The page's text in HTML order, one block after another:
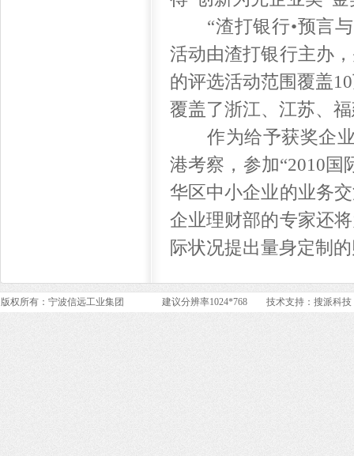
“渣打银行•预言与
活动由渣打银行主办
的评选活动范围覆盖
覆盖了浙江、江苏、
作为给予获奖企业
港考察，参加“2010
华区中小企业的业务
企业理财部的专家还
际状况提出量身定制
版权所有：宁波信远工业集团 建议分辨率1024*768 技术支持： 搜派科技